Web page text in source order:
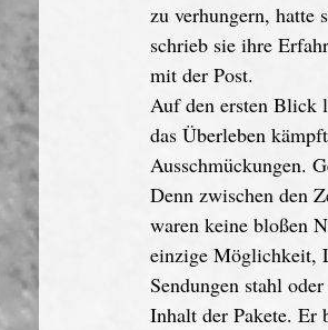
zu verhungern, hatte
schrieb sie ihre
mit der Post.
Auf den ersten Blick
das Überleben
Ausschmückungen.
Denn zwischen den
waren keine bloßen
einzige Möglichkeit,
Sendungen stahl
Inhalt der Pakete. Er